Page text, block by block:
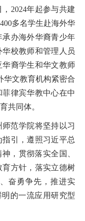
2024年起参与共建
400多名学生赴海外华
承办海外华裔青少年
校教师和管理人员
裔学生和华文教师
华文教育机构紧密合
律宾华教中心在中
共同体。
范学院将坚持以习
引
，遵照习近平总
，贯彻落实全国、
方针，落实立德树
奋勇争先，推进实
明的一流应用研究型